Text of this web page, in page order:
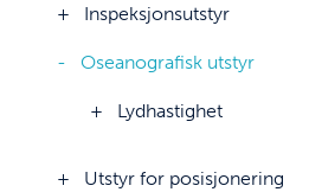
Inspeksjonsutstyr
Oseanografisk utstyr
Lydhastighet
Utstyr for posisjonering